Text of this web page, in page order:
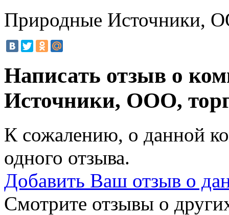
Природные Источники,
Написать отзыв о
Источники, ООО,
К сожалению, о данной
одного отзыва.
Добавить Ваш отзыв о
Смотрите отзывы о